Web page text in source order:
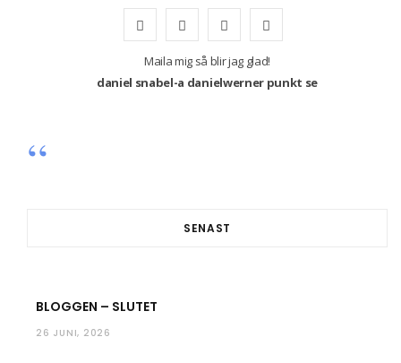
F
a
c
T
w
r
I
n
s
r
Y
o
u
Maila mig så blir jag glad!
daniel snabel-a danielwerner punkt se
SENAST
BLOGGEN – SLUTET
26 JUNI, 2026